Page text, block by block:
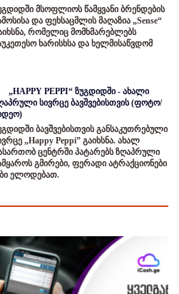
მსოფლიოს წამყვანი ბრენდების
და ფეხსაცმლის მაღაზია „Sense“
რომელიც მომხმარებლებს
ხარისხსა და ხელმისაწვდომ
„HAPPY PEPPI“ ზუგდიდში - ახალი
სივრცე ბავშვებისთვის (ფოტო/
ბავშვებისთვის განსაკუთრებული
„Happy Peppi” გაიხსნა. ახალ
ცენტრში პატარებს ზღაპრული
გმირები, ფერადი ატრაქციონები
ელოდებათ.